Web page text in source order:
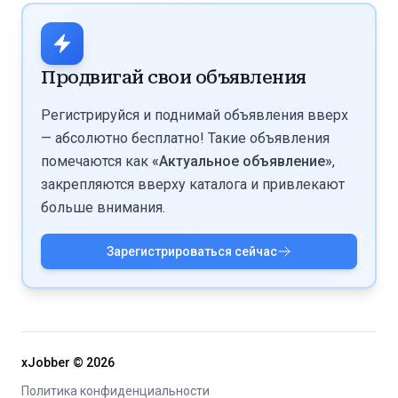
посты-тизеры и RT-группы. Трафик ведут по
отдельной ссылке, чтобы считать конверсию
именно с Twitter.
вести контент или платить за посты и промо.
Подрядчики могут масштабировать связку: RT-
группы, реклама у других аккаунтов, ведение ленты.
Если трафик с X уже даёт подписки и апселлы на
Fansly, его логично наращивать вместе с Reddit, SFS
и другими источниками.
Продвигай свои объявления
Регистрируйся и поднимай объявления вверх
— абсолютно бесплатно! Такие объявления
помечаются как «Актуальное объявление»,
закрепляются вверху каталога и привлекают
больше внимания.
Зарегистрироваться сейчас
xJobber © 2026
Политика конфиденциальности